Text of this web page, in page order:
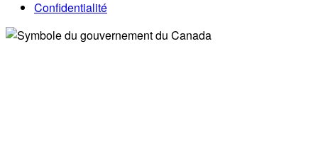
Confidentialité